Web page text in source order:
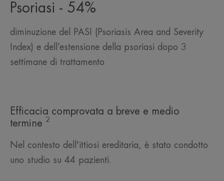
Psoriasi - 54%
diminuzione del PASI (Psoriasis Area and Severity
Index) e dell’estensione della psoriasi dopo 3
settimane di trattamento
Efficacia comprovata a breve e medio
termine 2
Nel contesto dell'ittiosi ereditaria, è stato condotto
uno studio su 44 pazienti.